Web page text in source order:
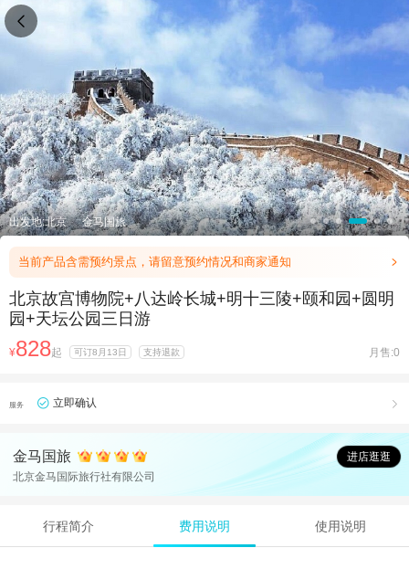
出发地:北京 金马国旅
当前产品含需预约景点，请留意预约情况和商家通知 
北京故宫博物院+八达岭长城+明十三陵+颐和园+圆明
园+天坛公园三日游
¥828起 可订8月13日 支持退款 月售:0
服务 立即确认 
金马国旅
进店逛逛
北京金马国际旅行社有限公司
行程简介 费用说明 使用说明
